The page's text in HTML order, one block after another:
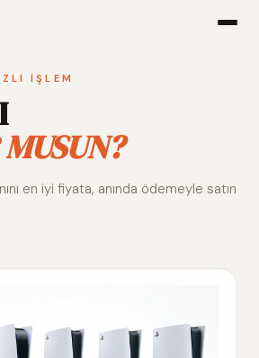
Alım
İŞLEM
en iyi fiyata, anında ödemeyle satın